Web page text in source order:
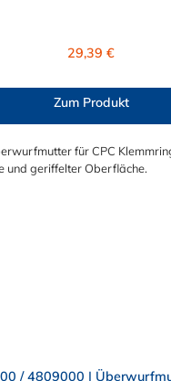
Stecker aus Messing der LC-
CPC Stecker aus Messing
ermöglicht ein bequemes
Die CPC Serie bietet eine hohe
mit zahlreichen
und ist sowohl mit den
Regulärer Preis:
29,39 €
Zum Produkt
/ 4809000 |